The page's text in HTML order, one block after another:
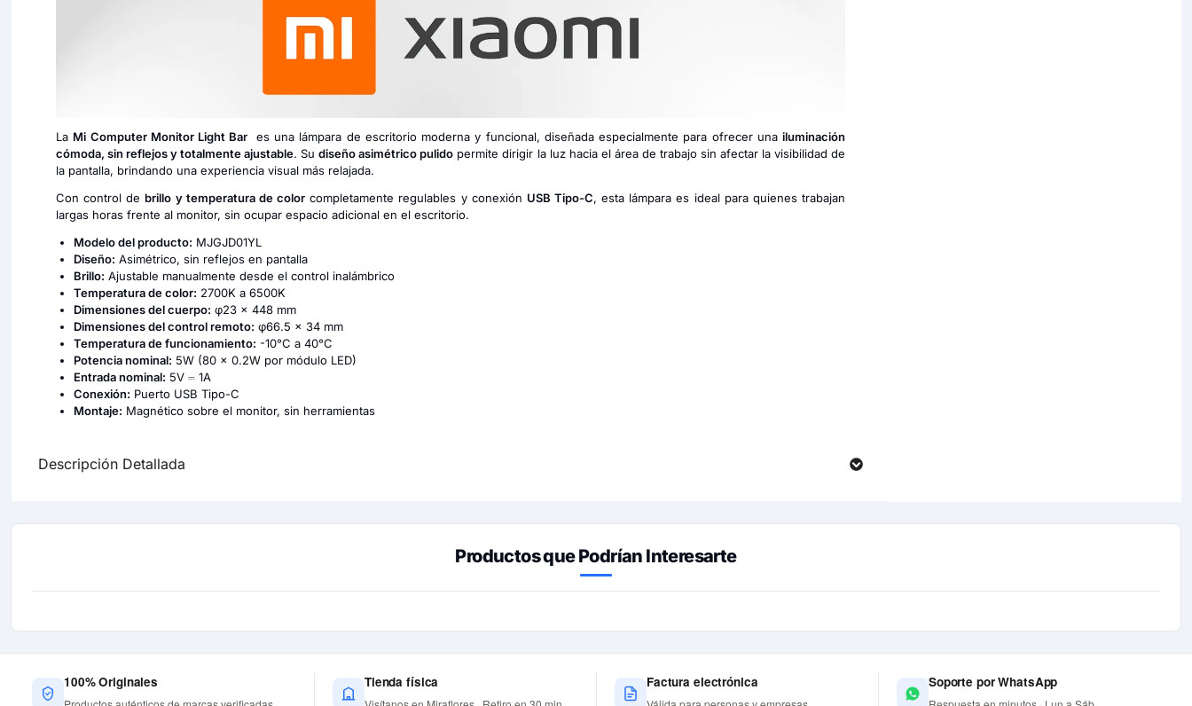
La Mi Computer Monitor Light Bar es una lámpara de escritorio moderna y funcional, diseñada especialmente para ofrecer una iluminación
cómoda, sin reflejos y totalmente ajustable. Sudiseño asimétrico pulido permite dirigir la luz hacia el área de trabajo sin afectar la visibilidad de
la pantalla, brindando una experiencia visual más relajada.
Con control debrillo y temperatura de color completamente regulables y conexión USB Tipo-C, esta lámpara es ideal para quienes trabajan
largas horas frente al monitor, sin ocupar espacio adicional en el escritorio.
Modelo del producto: MJGJD01YL
Diseño: Asimétrico, sin reflejos en pantalla
Brillo: Ajustable manualmente desde el control inalámbrico
Temperatura de color: 2700K a 6500K
Dimensiones del cuerpo: φ23 × 448 mm
Dimensiones del control remoto: φ66.5 × 34 mm
Temperatura de funcionamiento: -10°C a 40°C
Potencia nominal: 5W (80 × 0.2W por módulo LED)
Entrada nominal: 5V ⎓ 1A
Conexión: Puerto USB Tipo-C
Montaje: Magnético sobre el monitor, sin herramientas
Descripción Detallada
Productos que Podrían Interesarte
100% Originales Tienda física Factura electrónica Soporte por WhatsApp